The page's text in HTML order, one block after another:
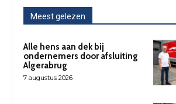
Meest gelezen
Alle hens aan dek bij
ondernemers door afsluiting
Algerabrug
7 augustus 2026